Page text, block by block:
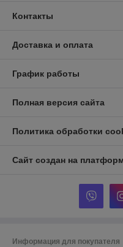
Контакты
Доставка и оплата
График работы
Полная версия сайта
Политика обработки
Сайт создан на
Информация для покупателя